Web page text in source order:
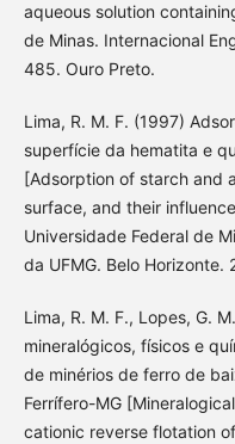
aqueous solution
de Minas. Internacional
485. Ouro Preto.
Lima, R. M. F. (1997)
superfície da hematita e
[Adsorption of starch and
surface, and their
Universidade Federal de
da UFMG. Belo Horizonte.
Lima, R. M. F., Lopes, G.
mineralógicos, físicos e
de minérios de ferro de
Ferrífero-MG
cationic reverse flotation